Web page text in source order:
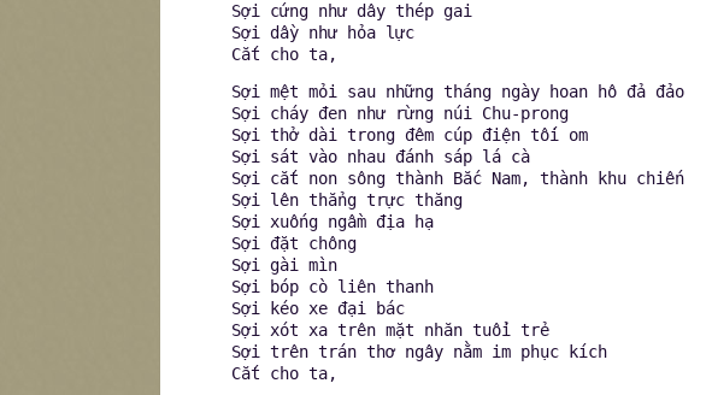
Sợi cứng như dây thép gai
Sợi dầy như hỏa lực
Cắt cho ta,
Sợi mệt mỏi sau những tháng ngày hoan hô đả đảo
Sợi cháy đen như rừng núi Chu-prong
Sợi thở dài trong đêm cúp điện tối om
Sợi sát vào nhau đánh sáp lá cà
Sợi cắt non sông thành Bắc Nam, thành khu chiến
Sợi lên thẳng trực thăng
Sợi xuống ngầm địa hạ
Sợi đặt chông
Sợi gài mìn
Sợi bóp cò liên thanh
Sợi kéo xe đại bác
Sợi xót xa trên mặt nhăn tuổi trẻ
Sợi trên trán thơ ngây nằm im phục kích
Cắt cho ta,